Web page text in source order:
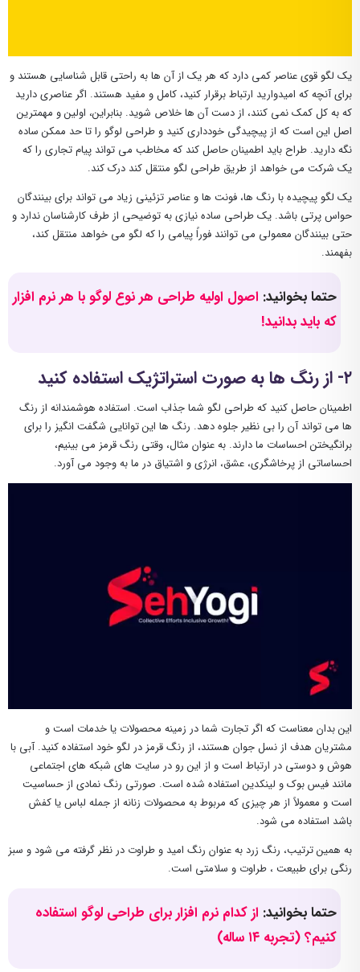
یک لگو قوی عناصر کمی دارد که هر یک از آن ها به راحتی قابل شناسایی هستند و
برای آنچه که امیدوارید ارتباط برقرار کنید، کامل و مفید هستند. اگر عناصری دارید
که به کل کمک نمی کنند، از دست آن ها خلاص شوید. بنابراین، اولین و مهمترین
اصل این است که از پیچیدگی خودداری کنید و طراحی لوگو را تا حد ممکن ساده
نگه دارید. طراح باید اطمینان حاصل کند که مخاطب می تواند پیام تجاری را که
یک شرکت می خواهد از طریق طراحی لگو منتقل کند درک کند.
یک لگو پیچیده با رنگ ها، فونت ها و عناصر تزئینی زیاد می تواند برای بینندگان
حواس پرتی باشد. یک طراحی ساده نیازی به توضیحی از طرف کارشناسان ندارد و
حتی بینندگان معمولی می توانند فوراً پیامی را که لگو می خواهد منتقل کند،
بفهمند.
حتما بخوانید: اصول اولیه طراحی هر نوع لوگو با هر نرم افزار
که باید بدانید!
۲- از رنگ ها به صورت استراتژیک استفاده کنید
اطمینان حاصل کنید که طراحی لگو شما جذاب است. استفاده هوشمندانه از رنگ
ها می تواند آن را بی نظیر جلوه دهد. رنگ ها این توانایی شگفت انگیز را برای
برانگیختن احساسات ما دارند. به عنوان مثال، وقتی رنگ قرمز می بینیم،
احساساتی از پرخاشگری، عشق، انرژی و اشتیاق در ما به وجود می آورد.
این بدان معناست که اگر تجارت شما در زمینه محصولات یا خدمات است و
مشتریان هدف از نسل جوان هستند، از رنگ قرمز در لگو خود استفاده کنید. آبی با
هوش و دوستی در ارتباط است و از این رو در سایت های شبکه های اجتماعی
مانند فیس بوک و لینکدین استفاده شده است. صورتی رنگ نمادی از حساسیت
است و معمولاً از هر چیزی که مربوط به محصولات زنانه از جمله لباس یا کفش
باشد استفاده می شود.
به همین ترتیب، رنگ زرد به عنوان رنگ امید و طراوت در نظر گرفته می شود و سبز
رنگی برای طبیعت ، طراوت و سلامتی است.
حتما بخوانید: از کدام نرم افزار برای طراحی لوگو استفاده
کنیم؟ (تجربه ۱۴ ساله)